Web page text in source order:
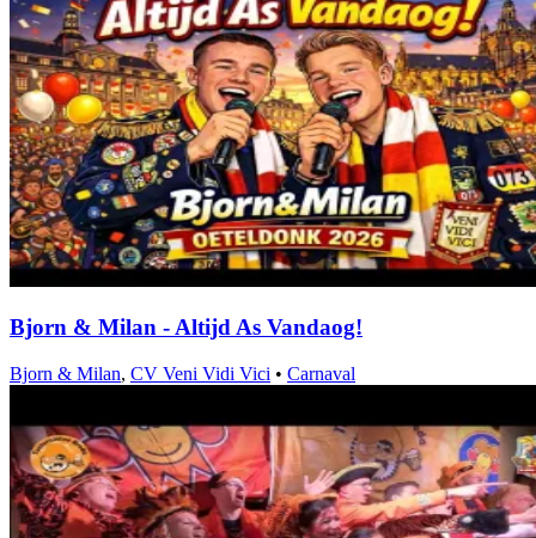
Bjorn & Milan - Altijd As Vandaog!
Bjorn & Milan, CV Veni Vidi Vici • Carnaval